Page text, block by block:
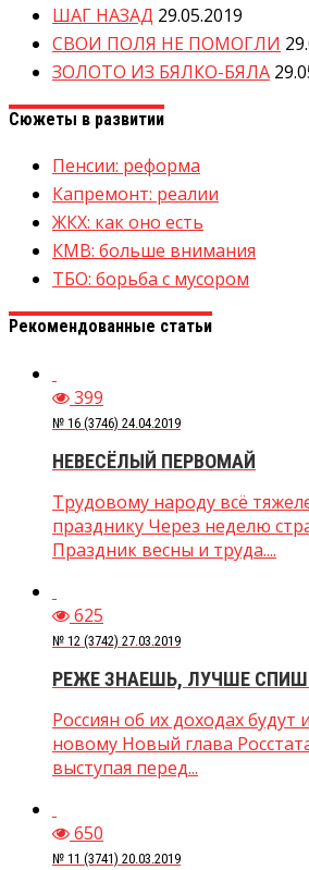
ШАГ НАЗАД 29.05.2019
СВОИ ПОЛЯ НЕ ПОМОГЛИ
ЗОЛОТО ИЗ БЯЛКО-БЯЛА
Сюжеты в развитии
Пенсии: реформа
Капремонт: реалии
ЖКХ: как оно есть
КМВ: больше внимания
ТБО: борьба с мусором
Рекомендованные статьи
399
№ 16 (3746) 24.04.2019
НЕВЕСЁЛЫЙ ПЕРВОМАЙ
Трудовому народу всё
празднику Через неделю
Праздник весны и труда....
625
№ 12 (3742) 27.03.2019
РЕЖЕ ЗНАЕШЬ, ЛУЧШЕ
Россиян об их доходах
новому Новый глава
выступая перед...
650
№ 11 (3741) 20.03.2019